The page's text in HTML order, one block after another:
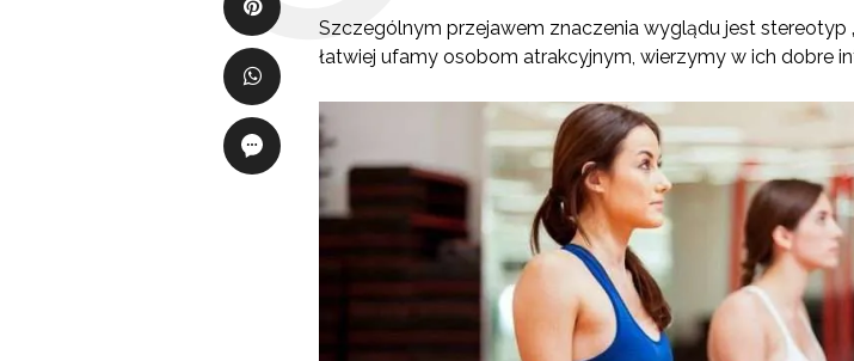
Szczególnym przejawem znaczenia wyglądu jest stereotyp
łatwiej ufamy osobom atrakcyjnym, wierzymy w ich dobre